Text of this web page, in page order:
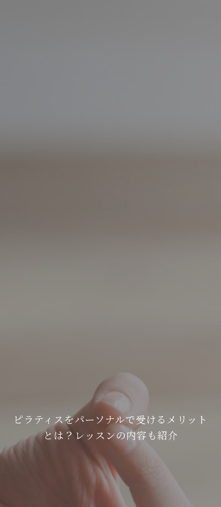
ピラティスをパーソナルで受けるメリット
とは？レッスンの内容も紹介